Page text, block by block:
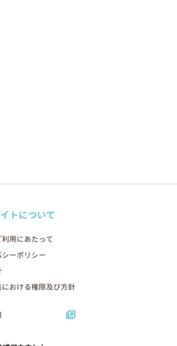
トについて
用にあたって
ーポリシー
おける権限及び方針